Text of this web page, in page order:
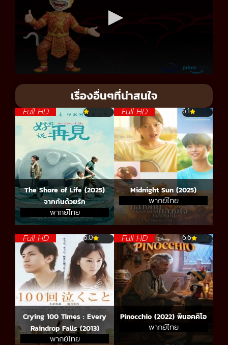
เรื่องอื่นๆที่น่าสนใจ
Full HD
The Shore of Life (2025)
จากกันด้วยรัก
พากย์ไทย
Full HD 6.1
Midnight Sun (2025)
พากย์ไทย
Full HD 6.0
Crying 100 Times : Every
Raindrop Falls (2013)
พากย์ไทย
Full HD 6.6
Pinocchio (2022) พินอคคิโอ
พากย์ไทย